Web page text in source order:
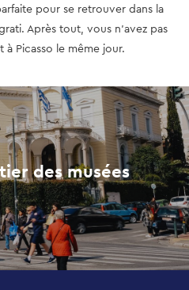
pour se retrouver dans la
Après tout, vous n’avez pas
Picasso le même jour.
des musées